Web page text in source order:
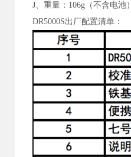
J、重量：106g（不含电池）
DR5000S出厂配置清单：